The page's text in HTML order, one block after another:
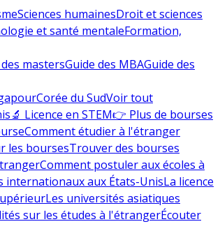
Sciences humainesDroit et sciences
et santé mentaleFormation,
mastersGuide des MBAGuide des
Corée du SudVoir tout
🔬 Licence en STEM👉 Plus de bourses
Comment étudier à l'étranger
les boursesTrouver des bourses
Comment postuler aux écoles à
internationaux aux États-UnisLa licence
Les universités asiatiques
sur les études à l'étrangerÉcouter